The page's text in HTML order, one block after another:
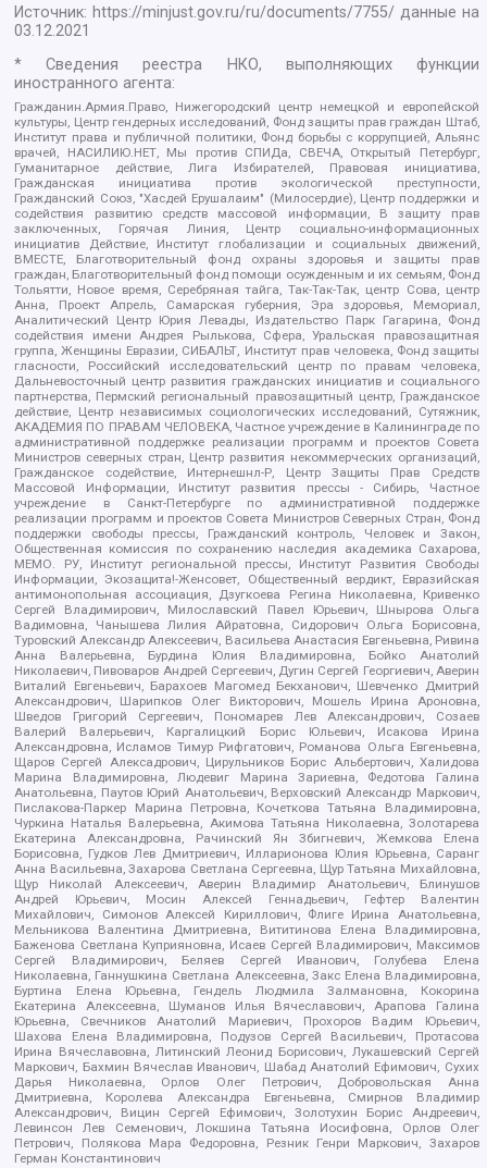
Источник: https://minjust.gov.ru/ru/documents/7755/ данные на
03.12.2021
* Сведения реестра НКО, выполняющих функции
иностранного агента:
Гражданин.Армия.Право, Нижегородский центр немецкой и европейской
культуры, Центр гендерных исследований, Фонд защиты прав граждан Штаб,
Институт права и публичной политики, Фонд борьбы с коррупцией, Альянс
врачей, НАСИЛИЮ.НЕТ, Мы против СПИДа, СВЕЧА, Открытый Петербург,
Гуманитарное действие, Лига Избирателей, Правовая инициатива,
Гражданская инициатива против экологической преступности,
Гражданский Союз, "Хасдей Ерушалаим" (Милосердие), Центр поддержки и
содействия развитию средств массовой информации, В защиту прав
заключенных, Горячая Линия, Центр социально-информационных
инициатив Действие, Институт глобализации и социальных движений,
ВМЕСТЕ, Благотворительный фонд охраны здоровья и защиты прав
граждан, Благотворительный фонд помощи осужденным и их семьям, Фонд
Тольятти, Новое время, Серебряная тайга, Так-Так-Так, центр Сова, центр
Анна, Проект Апрель, Самарская губерния, Эра здоровья, Мемориал,
Аналитический Центр Юрия Левады, Издательство Парк Гагарина, Фонд
содействия имени Андрея Рылькова, Сфера, Уральская правозащитная
группа, Женщины Евразии, СИБАЛЬТ, Институт прав человека, Фонд защиты
гласности, Российский исследовательский центр по правам человека,
Дальневосточный центр развития гражданских инициатив и социального
партнерства, Пермский региональный правозащитный центр, Гражданское
действие, Центр независимых социологических исследований, Сутяжник,
АКАДЕМИЯ ПО ПРАВАМ ЧЕЛОВЕКА, Частное учреждение в Калининграде по
административной поддержке реализации программ и проектов Совета
Министров северных стран, Центр развития некоммерческих организаций,
Гражданское содействие, Интернешнл-Р, Центр Защиты Прав Средств
Массовой Информации, Институт развития прессы - Сибирь, Частное
учреждение в Санкт-Петербурге по административной поддержке
реализации программ и проектов Совета Министров Северных Стран, Фонд
поддержки свободы прессы, Гражданский контроль, Человек и Закон,
Общественная комиссия по сохранению наследия академика Сахарова,
МЕМО. РУ, Институт региональной прессы, Институт Развития Свободы
Информации, Экозащита!-Женсовет, Общественный вердикт, Евразийская
антимонопольная ассоциация, Дзугкоева Регина Николаевна, Кривенко
Сергей Владимирович, Милославский Павел Юрьевич, Шнырова Ольга
Вадимовна, Чанышева Лилия Айратовна, Сидорович Ольга Борисовна,
Туровский Александр Алексеевич, Васильева Анастасия Евгеньевна, Ривина
Анна Валерьевна, Бурдина Юлия Владимировна, Бойко Анатолий
Николаевич, Пивоваров Андрей Сергеевич, Дугин Сергей Георгиевич, Аверин
Виталий Евгеньевич, Барахоев Магомед Бекханович, Шевченко Дмитрий
Александрович, Шарипков Олег Викторович, Мошель Ирина Ароновна,
Шведов Григорий Сергеевич, Пономарев Лев Александрович, Созаев
Валерий Валерьевич, Каргалицкий Борис Юльевич, Исакова Ирина
Александровна, Исламов Тимур Рифгатович, Романова Ольга Евгеньевна,
Щаров Сергей Алексадрович, Цирульников Борис Альбертович, Халидова
Марина Владимировна, Людевиг Марина Зариевна, Федотова Галина
Анатольевна, Паутов Юрий Анатольевич, Верховский Александр Маркович,
Пислакова-Паркер Марина Петровна, Кочеткова Татьяна Владимировна,
Чуркина Наталья Валерьевна, Акимова Татьяна Николаевна, Золотарева
Екатерина Александровна, Рачинский Ян Збигневич, Жемкова Елена
Борисовна, Гудков Лев Дмитриевич, Илларионова Юлия Юрьевна, Саранг
Анна Васильевна, Захарова Светлана Сергеевна, Щур Татьяна Михайловна,
Щур Николай Алексеевич, Аверин Владимир Анатольевич, Блинушов
Андрей Юрьевич, Мосин Алексей Геннадьевич, Гефтер Валентин
Михайлович, Симонов Алексей Кириллович, Флиге Ирина Анатольевна,
Мельникова Валентина Дмитриевна, Вититинова Елена Владимировна,
Баженова Светлана Куприяновна, Исаев Сергей Владимирович, Максимов
Сергей Владимирович, Беляев Сергей Иванович, Голубева Елена
Николаевна, Ганнушкина Светлана Алексеевна, Закс Елена Владимировна,
Буртина Елена Юрьевна, Гендель Людмила Залмановна, Кокорина
Екатерина Алексеевна, Шуманов Илья Вячеславович, Арапова Галина
Юрьевна, Свечников Анатолий Мариевич, Прохоров Вадим Юрьевич,
Шахова Елена Владимировна, Подузов Сергей Васильевич, Протасова
Ирина Вячеславовна, Литинский Леонид Борисович, Лукашевский Сергей
Маркович, Бахмин Вячеслав Иванович, Шабад Анатолий Ефимович, Сухих
Дарья Николаевна, Орлов Олег Петрович, Добровольская Анна
Дмитриевна, Королева Александра Евгеньевна, Смирнов Владимир
Александрович, Вицин Сергей Ефимович, Золотухин Борис Андреевич,
Левинсон Лев Семенович, Локшина Татьяна Иосифовна, Орлов Олег
Петрович, Полякова Мара Федоровна, Резник Генри Маркович, Захаров
Герман Константинович